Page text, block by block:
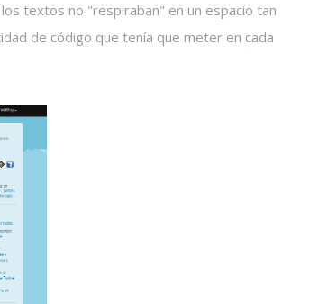
textos no "respiraban" en un espacio tan
de código que tenía que meter en cada